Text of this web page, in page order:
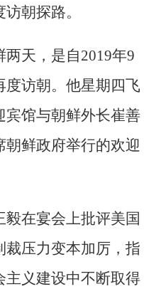
朝探路。
天，是自2019年9
度访朝。他星期四飞
馆与朝鲜外长崔善
鲜政府举行的欢迎
在宴会上批评美国
压力变本加厉，指
主义建设中不断取得